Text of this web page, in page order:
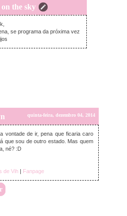
the sky
quinta-feira, dezembro 04, 2014
se programa da próxima vez
quinta-feira, dezembro 04, 2014
vontade de ir, pena que ficaria caro
que sou de outro estado. Mas quem
né? :D
de Vih | Fanpage